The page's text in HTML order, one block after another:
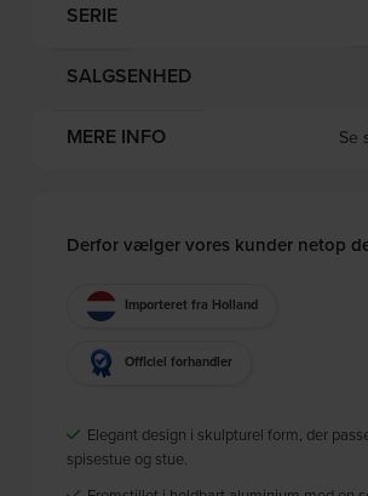
SERIE
SALGSENHED
MERE INFO Se
Derfor vælger vores kunder netop
Importeret fra Holland
Officiel forhandler
Elegant design i skulpturel form, der
spisestue og stue.